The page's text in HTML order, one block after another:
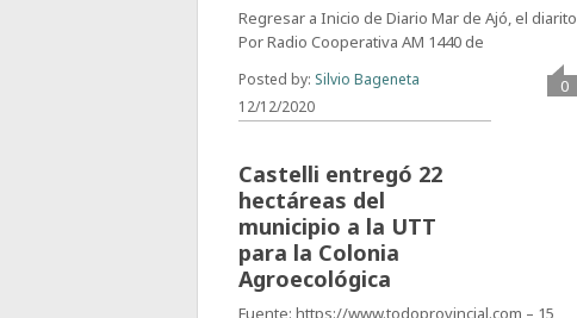
Regresar a Inicio de Diario Mar de Ajó, el diarito
Por Radio Cooperativa AM 1440 de
Posted by: Silvio Bageneta
12/12/2020
0
Castelli entregó 22
hectáreas del
municipio a la UTT
para la Colonia
Agroecológica